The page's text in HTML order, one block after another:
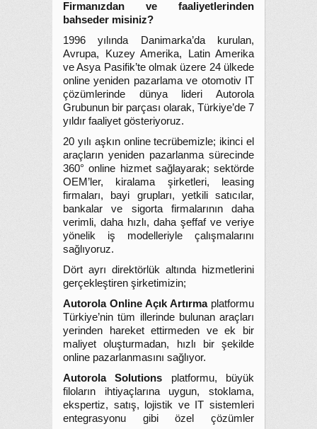
Firmanızdan ve faaliyetlerinden
bahseder misiniz?
1996 yılında Danimarka’da kurulan,
Avrupa, Kuzey Amerika, Latin Amerika
ve Asya Pasifik’te olmak üzere 24 ülkede
online yeniden pazarlama ve otomotiv IT
çözümlerinde dünya lideri Autorola
Grubunun bir parçası olarak, Türkiye’de 7
yıldır faaliyet gösteriyoruz.
20 yılı aşkın online tecrübemizle; ikinci el
araçların yeniden pazarlanma sürecinde
360° online hizmet sağlayarak; sektörde
OEM’ler, kiralama şirketleri, leasing
firmaları, bayi grupları, yetkili satıcılar,
bankalar ve sigorta firmalarının daha
verimli, daha hızlı, daha şeffaf ve veriye
yönelik iş modelleriyle çalışmalarını
sağlıyoruz.
Dört ayrı direktörlük altında hizmetlerini
gerçekleştiren şirketimizin;
Autorola Online Açık Artırmaplatformu
Türkiye’nin tüm illerinde bulunan araçları
yerinden hareket ettirmeden ve ek bir
maliyet oluşturmadan, hızlı bir şekilde
online pazarlanmasını sağlıyor.
Autorola Solutions platformu, büyük
filoların ihtiyaçlarına uygun, stoklama,
ekspertiz, satış, lojistik ve IT sistemleri
entegrasyonu gibi özel çözümler